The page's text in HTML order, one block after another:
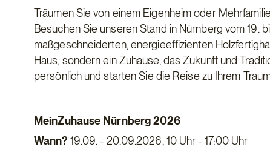
Träumen Sie von einem Eigenheim oder
Besuchen Sie unseren Stand in Nürnberg vom
maßgeschneiderten, energieeffizienten
Haus, sondern ein Zuhause, das Zukunft und
persönlich und starten Sie die Reise zu Ihrem
MeinZuhause Nürnberg 2026
Wann? 19.09. - 20.09.2026, 10 Uhr - 17:00 Uhr